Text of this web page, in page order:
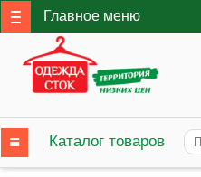
Главное меню
Каталог товаров